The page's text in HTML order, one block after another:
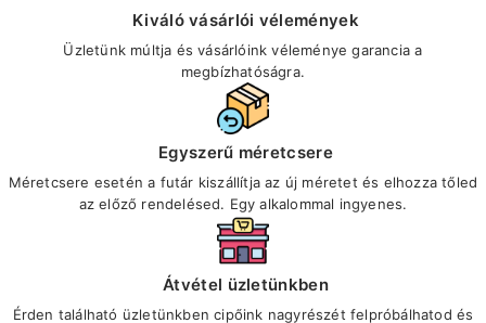
Kiváló vásárlói vélemények
Üzletünk múltja és vásárlóink véleménye garancia a
megbízhatóságra.
Egyszerű méretcsere
Méretcsere esetén a futár kiszállítja az új méretet és elhozza tőled
az előző rendelésed. Egy alkalommal ingyenes.
Átvétel üzletünkben
Érden található üzletünkben cipőink nagyrészét felpróbálhatod és